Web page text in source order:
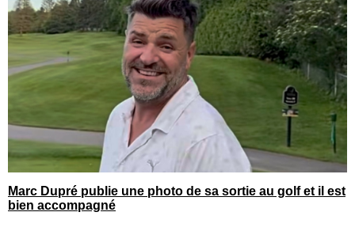
Marc Dupré publie une photo de sa sortie au golf et il est
bien accompagné